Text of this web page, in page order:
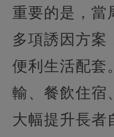
重要的是，當
多項誘因方案
便利生活配套
輸、餐飲住宿
大幅提升長者